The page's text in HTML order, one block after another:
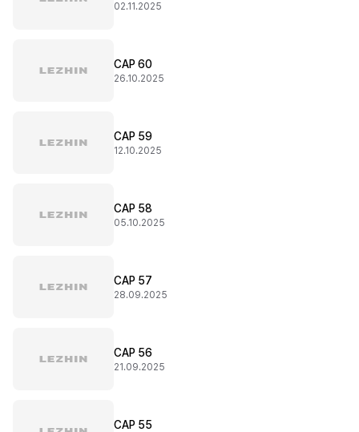
02.11.2025
CAP 60
26.10.2025
CAP 59
12.10.2025
CAP 58
05.10.2025
CAP 57
28.09.2025
CAP 56
21.09.2025
CAP 55